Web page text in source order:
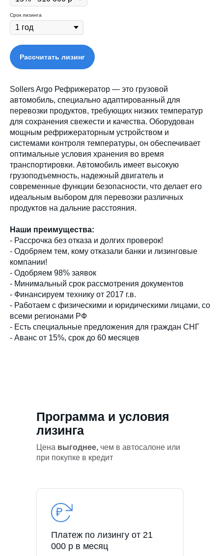
Срок лизинга
Рассчитать лизинг
Sollers Argo Рефрижератор — это грузовой
автомобиль, специально адаптированный для
перевозки продуктов, требующих низких температур
для сохранения свежести и качества. Оборудован
мощным рефрижераторным устройством и
системами контроля температуры, он обеспечивает
оптимальные условия хранения во время
транспортировки. Автомобиль имеет высокую
грузоподъемность, надежный двигатель и
современные функции безопасности, что делает его
идеальным выбором для перевозки различных
продуктов на дальние расстояния.
Наши преимущества:
- Рассрочка без отказа и долгих проверок!
- Одобряем тем, кому отказали банки и лизинговые
компании!
- Одобряем 98% заявок
- Минимальный срок рассмотрения документов
- Финансируем технику от 2017 г.в.
- Работаем с физическими и юридическими лицами, со
всеми регионами РФ
- Есть специальные предложения для граждан СНГ
- Аванс от 15%, срок до 60 месяцев
Программа и условия
лизинга
Цена выгоднее, чем в автосалоне или
при покупке в кредит
Платеж по лизингу от 21
000 р в месяц